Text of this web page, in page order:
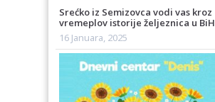
Srećko iz Semizovca vodi vas kroz
vremeplov istorije željeznica u BiH
16 Januara, 2025